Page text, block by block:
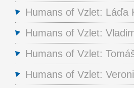
Humans of Vzlet: Láďa
Humans of Vzlet:
Humans of Vzlet:
Humans of Vzlet: